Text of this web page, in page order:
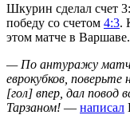
Шкурин сделал счет
победу со счетом 4:3.
этом матче в Варшаве.
— По антуражу матч
еврокубков, поверьте
[гол] впер, дал повод
Тарзаном! — написал